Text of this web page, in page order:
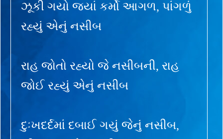
ઝૂકી ગયો જ્યાં કર્મો આગળ, પાંગળું
રહ્યું એનું નસીબ
રાહ જોતો રહ્યો જે નસીબની, રાહ
જોઈ રહ્યું એનું નસીબ
દુઃખદર્દમાં દબાઈ ગયું જેનું નસીબ,